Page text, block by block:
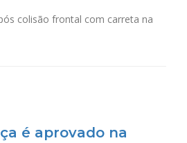
colisão frontal com carreta na
é aprovado na